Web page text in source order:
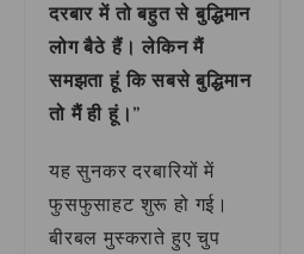
दरबार में तो बहुत से बुद्धिमान
लोग बैठे हैं। लेकिन मैं
समझता हूं कि सबसे बुद्धिमान
तो मैं ही हूं।”
यह सुनकर दरबारियों में
फुसफुसाहट शुरू हो गई।
बीरबल मुस्कराते हुए चुप